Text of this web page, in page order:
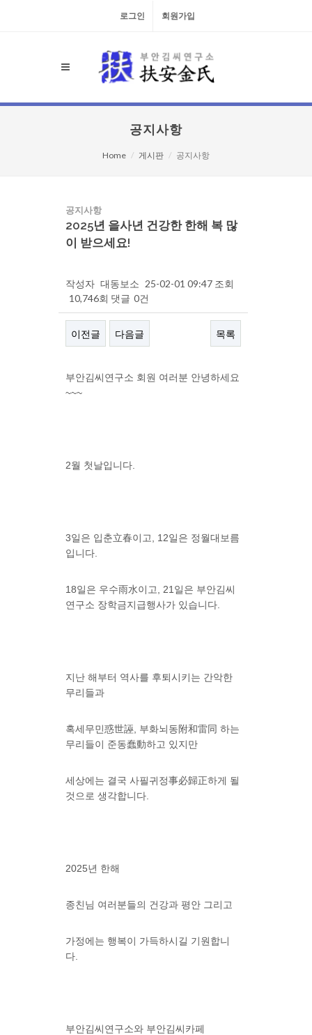
로그인 회원가입
공지사항
Home 게시판 공지사항
공지사항
2025년 을사년 건강한 한해 복 많
이 받으세요!
작성자 대동보소 25-02-01 09:47 조회
10,746회 댓글 0건
이전글 다음글 목록
본문
부안김씨연구소 회원 여러분 안녕하세요
~~~
2월 첫날입니다.
3일은 입춘立春이고, 12일은 정월대보름
입니다.
18일은 우수雨水이고, 21일은 부안김씨
연구소 장학금지급행사가 있습니다.
지난 해부터 역사를 후퇴시키는 간악한
무리들과
혹세무민惑世誣, 부화뇌동附和雷同 하는
무리들이 준동蠢動하고 있지만
세상에는 결국 사필귀정事必歸正하게 될
것으로 생각합니다.
2025년 한해
종친님 여러분들의 건강과 평안 그리고
가정에는 행복이 가득하시길 기원합니
다.
부안김씨연구소와 부안김씨카페